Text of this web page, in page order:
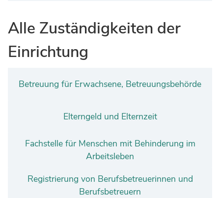
Alle Zuständigkeiten der
Einrichtung
Betreuung für Erwachsene, Betreuungsbehörde
Elterngeld und Elternzeit
Fachstelle für Menschen mit Behinderung im
Arbeitsleben
Registrierung von Berufsbetreuerinnen und
Berufsbetreuern